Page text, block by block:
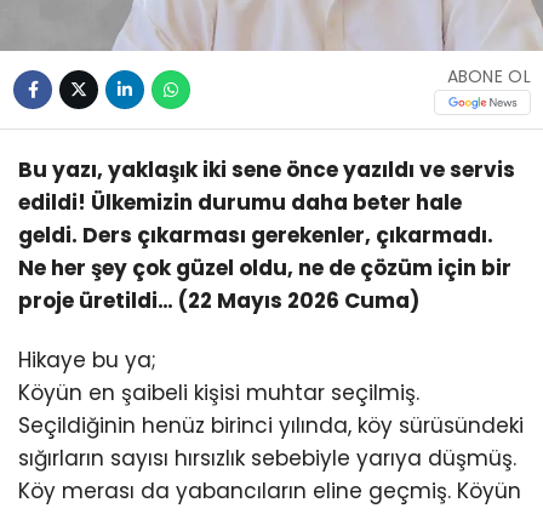
ABONE OL
Bu yazı, yaklaşık iki sene önce yazıldı ve servis
edildi! Ülkemizin durumu daha beter hale
geldi. Ders çıkarması gerekenler, çıkarmadı.
Ne her şey çok güzel oldu, ne de çözüm için bir
proje üretildi… (22 Mayıs 2026 Cuma)
Hikaye bu ya;
Köyün en şaibeli kişisi muhtar seçilmiş.
Seçildiğinin henüz birinci yılında, köy sürüsündeki
sığırların sayısı hırsızlık sebebiyle yarıya düşmüş.
Köy merası da yabancıların eline geçmiş. Köyün